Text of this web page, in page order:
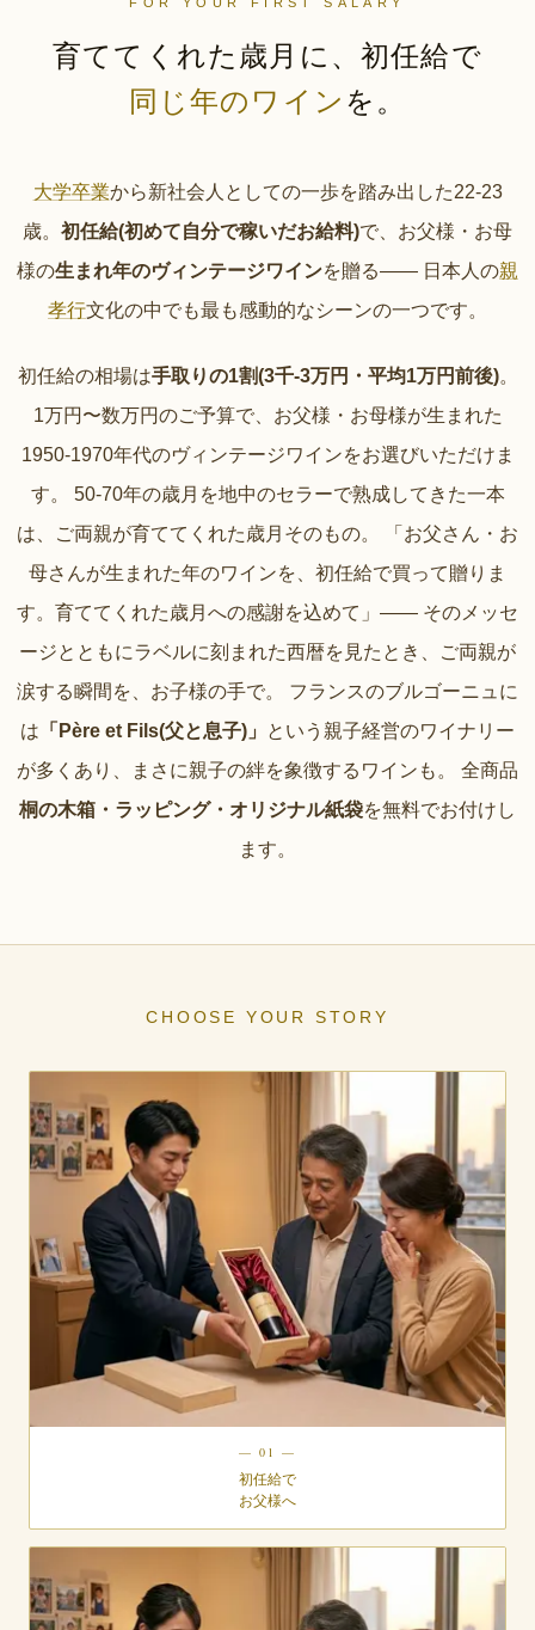
育ててくれた歳月に、初任給で
同じ年のワイン を。
大学卒業から新社会人としての一歩を踏み出した22-23
歳。 初任給(初めて自分で稼いだお給料)で、お父様・お母
様の生まれ年のヴィンテージワインを贈る—— 日本人の親
孝行文化の中でも最も感動的なシーンの一つです。
初任給の相場は手取りの1割(3千-3万円・平均1万円前後)。
1万円〜数万円のご予算で、お父様・お母様が生まれた
1950-1970年代のヴィンテージワインをお選びいただけま
す。 50-70年の歳月を地中のセラーで熟成してきた一本
は、ご両親が育ててくれた歳月そのもの。 「お父さん・お
母さんが生まれた年のワインを、初任給で買って贈りま
す。育ててくれた歳月への感謝を込めて」—— そのメッセ
ージとともにラベルに刻まれた西暦を見たとき、ご両親が
涙する瞬間を、お子様の手で。 フランスのブルゴーニュに
は 「Père et Fils(父と息子)」 という親子経営のワイナリー
が多くあり、まさに親子の絆を象徴するワインも。 全商品
桐の木箱・ラッピング・オリジナル紙袋を無料でお付けし
ます。
CHOOSE YOUR STORY
— 01 —
初任給で
お父様へ